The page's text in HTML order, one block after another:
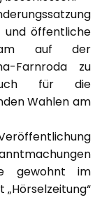
und öffentliche
auf der
Farnroda zu
für die
Wahlen am
gewohnt im